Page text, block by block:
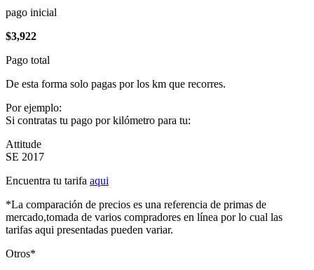
pago inicial
$3,922
Pago total
De esta forma solo pagas por los km que recorres.
Por ejemplo:
Si contratas tu pago por kilómetro para tu:
Attitude
SE 2017
Encuentra tu tarifa aqui
*La comparación de precios es una referencia de primas de
mercado,tomada de varios compradores en línea por lo cual las
tarifas aqui presentadas pueden variar.
Otros*